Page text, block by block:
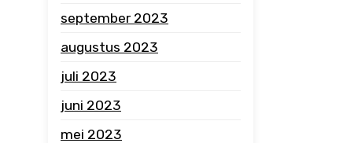
september 2023
augustus 2023
juli 2023
juni 2023
mei 2023